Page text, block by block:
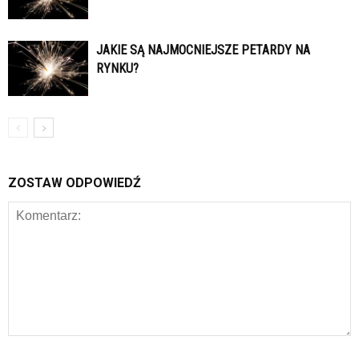
JAKIE SĄ NAJMOCNIEJSZE PETARDY NA
RYNKU?
ZOSTAW ODPOWIEDŹ